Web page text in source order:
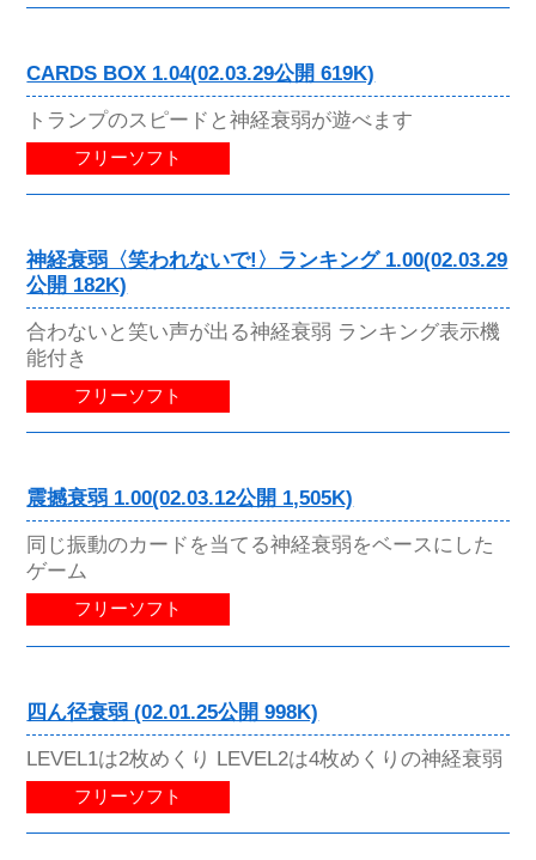
CARDS BOX 1.04(02.03.29公開 619K)
トランプのスピードと神経衰弱が遊べます
フリーソフト
神経衰弱〈笑われないで!〉ランキング 1.00(02.03.29
公開 182K)
合わないと笑い声が出る神経衰弱 ランキング表示機
能付き
フリーソフト
震撼衰弱 1.00(02.03.12公開 1,505K)
同じ振動のカードを当てる神経衰弱をベースにした
ゲーム
フリーソフト
四ん径衰弱 (02.01.25公開 998K)
LEVEL1は2枚めくり LEVEL2は4枚めくりの神経衰弱
フリーソフト